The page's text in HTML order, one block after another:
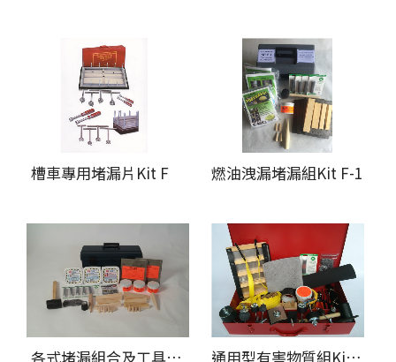
槽車專用堵漏片Kit F 燃油洩漏堵漏組Kit F-1
各式堵漏組合及工具Kit WPS 通用型有害物質組Kit A(標準工具) & A-NS(無火花標準工具)